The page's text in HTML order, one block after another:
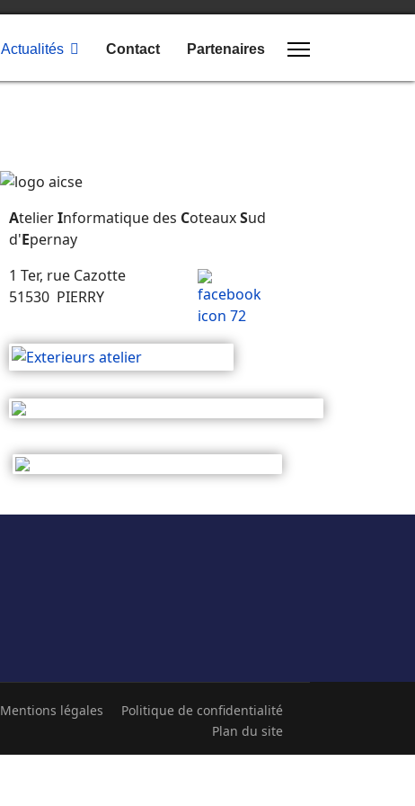
Actualités Contact Partenaires
AtelierInformatique des CoteauxSud
d'Epernay
1 Ter, rue Cazotte
51530 PIERRY
Mentions légales
Politique de confidentialité
Plan du site